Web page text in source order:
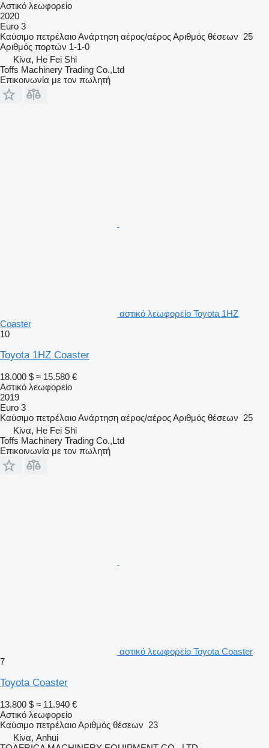
Αστικό λεωφορείο
2020
Euro 3
Καύσιμο πετρέλαιοΑνάρτηση αέρος/αέροςΑριθμός θέσεων 25
Αριθμός πορτών 1-1-0
Κίνα, He Fei Shi
Toffs Machinery Trading Co.,Ltd
Επικοινωνία με τον πωλητή
αστικό λεωφορείο Toyota 1HZ
Coaster
10
Toyota 1HZ Coaster
18.000 $ ≈ 15.580 €
Αστικό λεωφορείο
2019
Euro 3
Καύσιμο πετρέλαιοΑνάρτηση αέρος/αέροςΑριθμός θέσεων 25
Κίνα, He Fei Shi
Toffs Machinery Trading Co.,Ltd
Επικοινωνία με τον πωλητή
αστικό λεωφορείο Toyota Coaster
7
Toyota Coaster
13.800 $ ≈ 11.940 €
Αστικό λεωφορείο
Καύσιμο πετρέλαιοΑριθμός θέσεων 23
Κίνα, Anhui